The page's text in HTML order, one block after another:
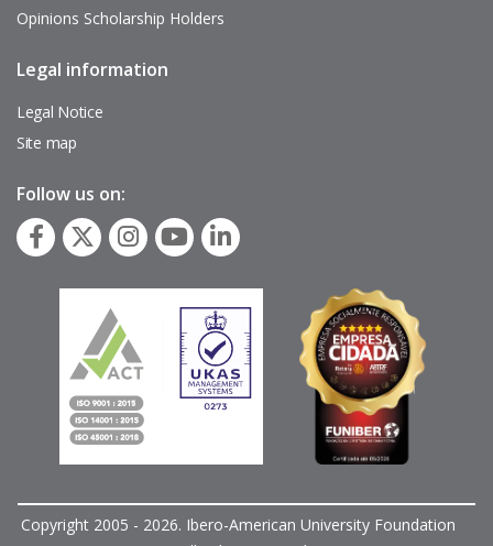
Opinions Scholarship Holders
Pie
página
Legal information
Legal Notice
Site map
Follow us on:
Copyright 2005 - 2026. Ibero-American University Foundation